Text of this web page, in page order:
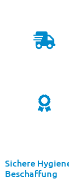
Sichere
Beschaffung